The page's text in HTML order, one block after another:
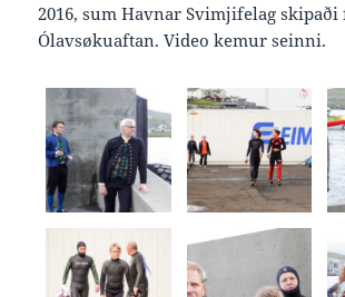
2016, sum Havnar Svimjifelag
Ólavsøkuaftan. Video kemur seinni.